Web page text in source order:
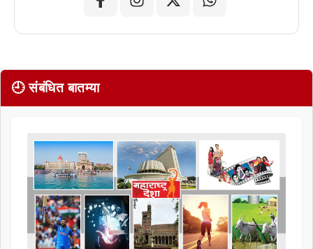
🕘 संबंधित बातम्या